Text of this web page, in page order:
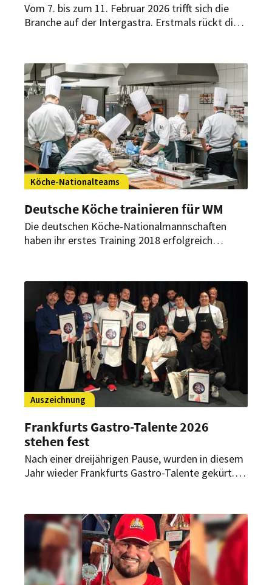
Vom 7. bis zum 11. Februar 2026 trifft sich die
Branche auf der Intergastra. Erstmals rückt die
Köche-Nationalteams
Deutsche Köche trainieren für WM
Die deutschen Köche-Nationalmannschaften
haben ihr erstes Training 2018 erfolgreich
Frankfurt bereiteten sich die Teams auf den
nächsten Wettbewerb sowie die
Weltmeisterschaft vor.
Auszeichnung
Frankfurts Gastro-Talente 2026
stehen fest
Nach einer dreijährigen Pause, wurden in diesem
Jahr wieder Frankfurts Gastro-Talente gekürt.